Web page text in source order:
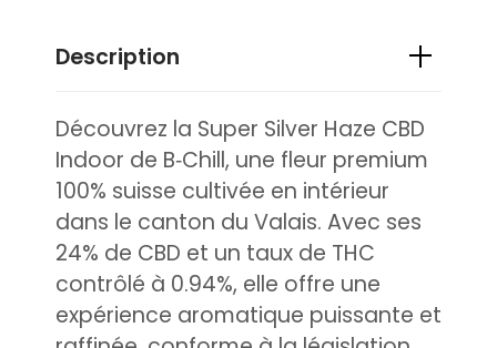
Description
Découvrez la Super Silver Haze CBD
Indoor de B‑Chill, une fleur premium
100% suisse cultivée en intérieur
dans le canton du Valais. Avec ses
24% de CBD et un taux de THC
contrôlé à 0.94%, elle offre une
expérience aromatique puissante et